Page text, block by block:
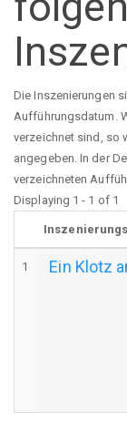
Die Inszenierungen
Aufführungsdatum.
verzeichnet sind, so
angegeben. In der
verzeichneten
Displaying 1 - 1 of 1
1 Ein Klotz